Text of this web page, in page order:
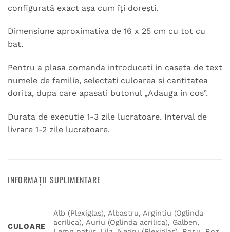
configurată exact așa cum îți dorești.
Dimensiune aproximativa de 16 x 25 cm cu tot cu
bat.
Pentru a plasa comanda introduceti in caseta de text
numele de familie, selectati culoarea si cantitatea
dorita, dupa care apasati butonul „Adauga in cos”.
Durata de executie 1-3 zile lucratoare. Interval de
livrare 1-2 zile lucratoare.
INFORMAȚII SUPLIMENTARE
CULOARE
Alb (Plexiglas), Albastru, Argintiu (Oglinda
acrilica), Auriu (Oglinda acrilica), Galben,